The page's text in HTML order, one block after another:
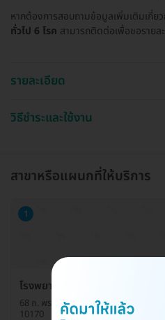
หากต้องการสอบถามข้อมูลเพิ่มเติมเกี่ย
ทั่วไป 6 โรค สามารถติดต่อเพื่อขอรายล
รายละเอียด
วิธีชำระและใช้งาน
สาขาหรือแผนกที่ให้บริการ
1
โรงพยาบาลรักษ์ข้อ เเผนกอายุรกร
68 ถ. พรานนก-พุทธมณฑล เเขวงบางพ
10170